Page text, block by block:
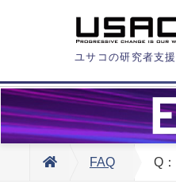
ユサコの研究者支
FAQ Q